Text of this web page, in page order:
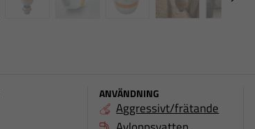
ANVÄNDNING
Aggressivt/frätande